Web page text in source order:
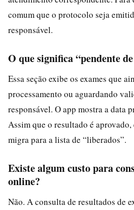
comum que o protocolo seja
responsável.
O que significa “pendente
Essa seção exibe os exames que
processamento ou aguardando
responsável. O app mostra a data
Assim que o resultado é
migra para a lista de “liberados”.
Existe algum custo para
online?
Não. A consulta de resultados de